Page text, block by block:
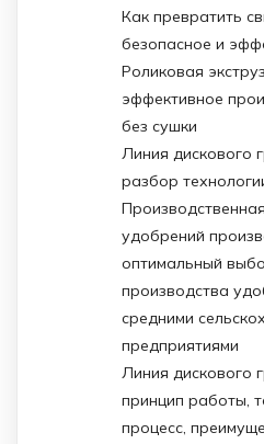
Как превратить
безопасное и
Роликовая
эффективное
без сушки
Линия дискового
разбор
удобрений
оптимальный
производства
средними
предприятиями
Линия дискового
принцип работы,
процесс,